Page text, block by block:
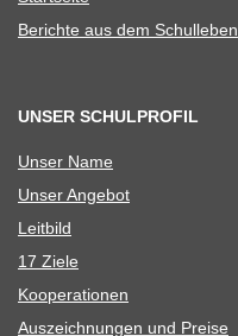
Berichte aus dem Schulleben
UNSER SCHULPROFIL
Unser Name
Unser Ange­bot
Leit­bild
17 Ziele
Koope­ra­tio­nen
Aus­zeich­nun­gen und Preise